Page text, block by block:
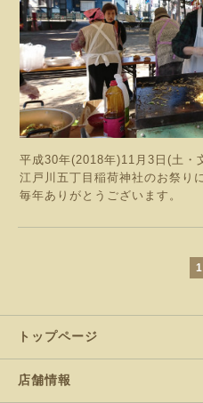
平成30年(2018年)11月3日(土・
江戸川五丁目稲荷神社のお祭り
毎年ありがとうございます。
1
トップページ
店舗情報